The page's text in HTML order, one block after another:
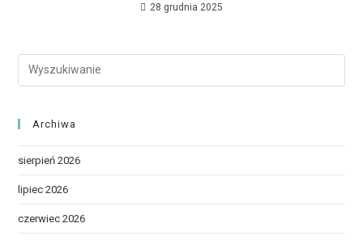
28 grudnia 2025
Archiwa
sierpień 2026
lipiec 2026
czerwiec 2026